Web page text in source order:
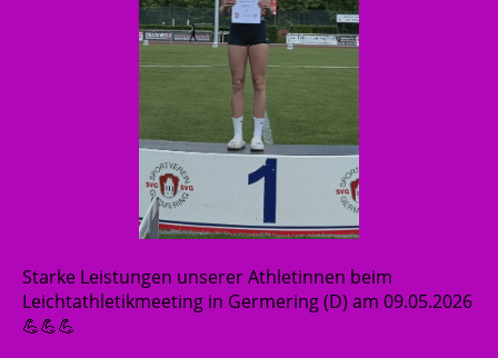
Starke Leistungen unserer Athletinnen beim
Leichtathletikmeeting in Germering (D) am 09.05.2026
💪💪💪